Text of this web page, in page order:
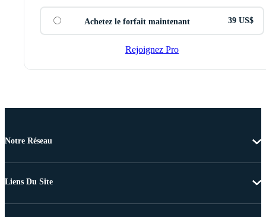
Achetez le forfait maintenant 39 US$
Rejoignez Pro
Notre Réseau
Liens Du Site